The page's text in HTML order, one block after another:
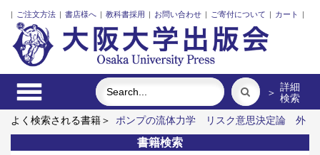
| ご注文方法 | 書店様へ | 教科書採用 | お問い合わせ | ご寄付について | カート |
＞ 詳細
検索
よく検索される書籍＞
ポンプの流体力学 リスク意思決定論
外
国人介護士と働くための異文化理解
食べる
市場化のなかの北
欧諸国と日本の介護
固体高分子形燃料電池要素材料・水素貯蔵
書籍検索